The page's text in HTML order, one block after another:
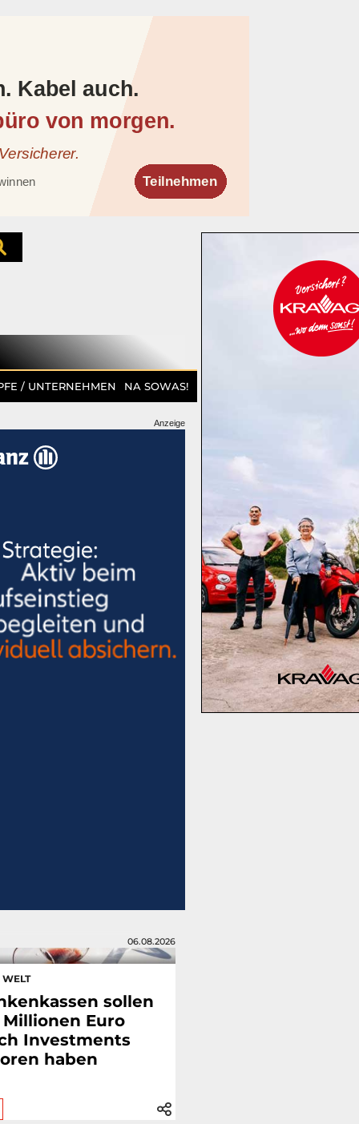
/ UNTERNEHMEN NA SOWAS!
Anzeige
06.08.2026
WELT
sollen
Millionen Euro
Investments
haben